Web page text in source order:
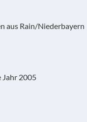
aus Rain/Niederbayern
Jahr 2005